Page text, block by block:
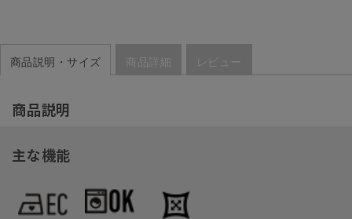
商品説明・サイズ 商品詳細 レビュー
商品説明
主な機能